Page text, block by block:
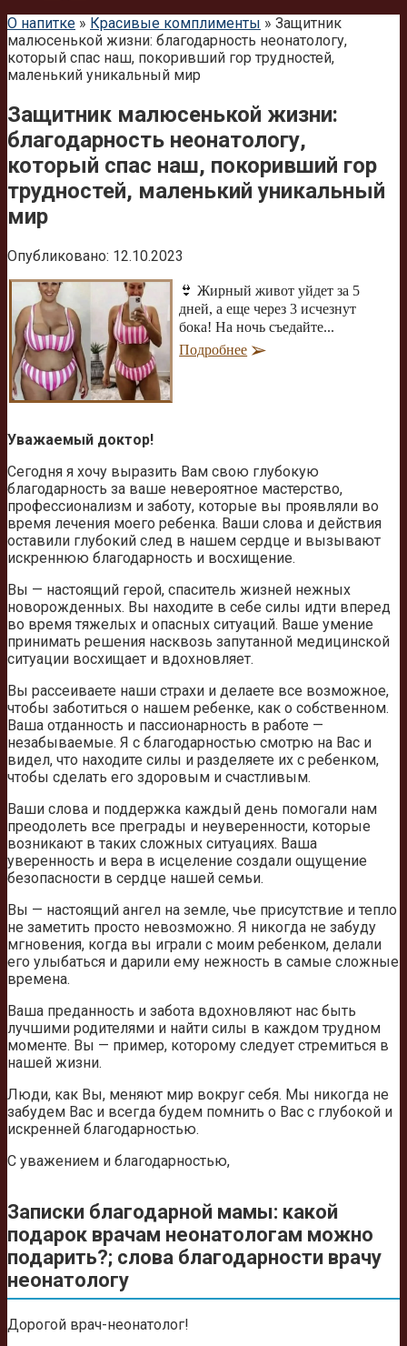
О напитке » Красивые комплименты » Защитник
малюсенькой жизни: благодарность неонатологу,
который спас наш, покоривший гор трудностей,
маленький уникальный мир
Защитник малюсенькой жизни:
благодарность неонатологу,
который спас наш, покоривший гор
трудностей, маленький уникальный
мир
Опубликовано: 12.10.2023
👙 Жирный живот уйдет за 5
дней, а еще через 3 исчезнут
бока! На ночь съедайте...
Подробнее
Уважаемый доктор!
Сегодня я хочу выразить Вам свою глубокую
благодарность за ваше невероятное мастерство,
профессионализм и заботу, которые вы проявляли во
время лечения моего ребенка. Ваши слова и действия
оставили глубокий след в нашем сердце и вызывают
искреннюю благодарность и восхищение.
Вы — настоящий герой, спаситель жизней нежных
новорожденных. Вы находите в себе силы идти вперед
во время тяжелых и опасных ситуаций. Ваше умение
принимать решения насквозь запутанной медицинской
ситуации восхищает и вдохновляет.
Вы рассеиваете наши страхи и делаете все возможное,
чтобы заботиться о нашем ребенке, как о собственном.
Ваша отданность и пассионарность в работе —
незабываемые. Я с благодарностью смотрю на Вас и
видел, что находите силы и разделяете их с ребенком,
чтобы сделать его здоровым и счастливым.
Ваши слова и поддержка каждый день помогали нам
преодолеть все преграды и неуверенности, которые
возникают в таких сложных ситуациях. Ваша
уверенность и вера в исцеление создали ощущение
безопасности в сердце нашей семьи.
Вы — настоящий ангел на земле, чье присутствие и тепло
не заметить просто невозможно. Я никогда не забуду
мгновения, когда вы играли с моим ребенком, делали
его улыбаться и дарили ему нежность в самые сложные
времена.
Ваша преданность и забота вдохновляют нас быть
лучшими родителями и найти силы в каждом трудном
моменте. Вы — пример, которому следует стремиться в
нашей жизни.
Люди, как Вы, меняют мир вокруг себя. Мы никогда не
забудем Вас и всегда будем помнить о Вас с глубокой и
искренней благодарностью.
С уважением и благодарностью,
Записки благодарной мамы: какой
подарок врачам неонатологам можно
подарить?; слова благодарности врачу
неонатологу
Дорогой врач-неонатолог!